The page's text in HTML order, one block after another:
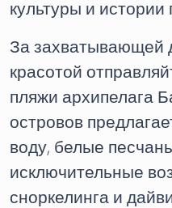
культуры и истории
За захватывающей
красотой
пляжи архипелага
островов
воду, белые
исключительные
сноркелинга и